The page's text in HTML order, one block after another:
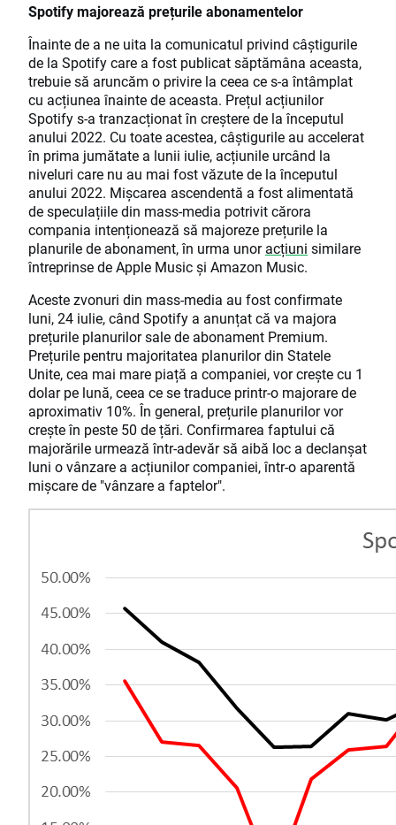
Spotify majorează prețurile abonamentelor
Înainte de a ne uita la comunicatul privind câștigurile
de la Spotify care a fost publicat săptămâna aceasta,
trebuie să aruncăm o privire la ceea ce s-a întâmplat
cu acțiunea înainte de aceasta. Prețul acțiunilor
Spotify s-a tranzacționat în creștere de la începutul
anului 2022. Cu toate acestea, câștigurile au accelerat
în prima jumătate a lunii iulie, acțiunile urcând la
niveluri care nu au mai fost văzute de la începutul
anului 2022. Mișcarea ascendentă a fost alimentată
de speculațiile din mass-media potrivit cărora
compania intenționează să majoreze prețurile la
planurile de abonament, în urma unoracțiuni similare
întreprinse de Apple Music și Amazon Music.
Aceste zvonuri din mass-media au fost confirmate
luni, 24 iulie, când Spotify a anunțat că va majora
prețurile planurilor sale de abonament Premium.
Prețurile pentru majoritatea planurilor din Statele
Unite, cea mai mare piață a companiei, vor crește cu 1
dolar pe lună, ceea ce se traduce printr-o majorare de
aproximativ 10%. În general, prețurile planurilor vor
crește în peste 50 de țări. Confirmarea faptului că
majorările urmează într-adevăr să aibă loc a declanșat
luni o vânzare a acțiunilor companiei, într-o aparentă
mișcare de "vânzare a faptelor".